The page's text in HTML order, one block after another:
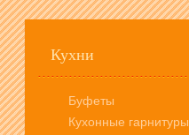
Кухни
Буфеты
Кухонные гарнитуры